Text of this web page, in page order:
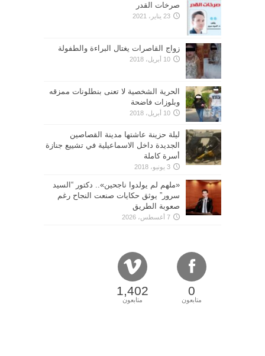
صرخات القدر
23 يناير، 2021
زواج القاصرات يغتال البراءة والطفولة
10 أبريل، 2018
الحرية الشخصية لا تعنى بنطلونات ممزقه
وبلوزات فاضحة
10 أبريل، 2018
ليلة حزينة عاشتها مدينة القصاصين
الجديدة داخل الاسماعيلية في تشييع جنازة
أسرة كاملة
3 يونيو، 2018
«ملهم لم يولدوا ناجحين».. دكتور “السيد
سرور” يوثق حكايات صنعت النجاح رغم
صعوبة الطريق
7 أغسطس، 2026
0
متابعون
1,402
متابعون